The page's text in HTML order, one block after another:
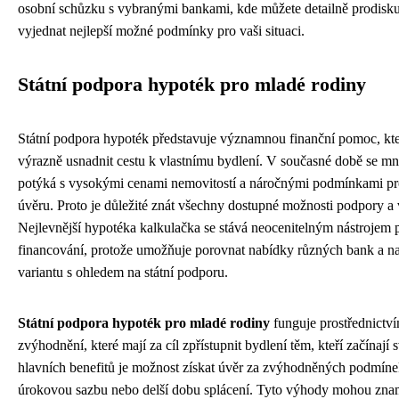
osobní schůzku s vybranými bankami, kde můžete detailně
vyjednat nejlepší možné podmínky pro vaši situaci.
Státní podpora hypoték pro mladé rodiny
Státní podpora hypoték představuje významnou finanční pomoc,
výrazně usnadnit cestu k vlastnímu bydlení. V současné době se
potýká s vysokými cenami nemovitostí a náročnými podmínkami
úvěru. Proto je důležité znát všechny dostupné možnosti podpory
Nejlevnější hypotéka kalkulačka se stává neocenitelným
financování, protože umožňuje porovnat nabídky různých bank a
variantu s ohledem na státní podporu.
Státní podpora hypoték pro mladé rodiny funguje
zvýhodnění, které mají za cíl zpřístupnit bydlení těm, kteří začínají
hlavních benefitů je možnost získat úvěr za zvýhodněných
úrokovou sazbu nebo delší dobu splácení. Tyto výhody mohou